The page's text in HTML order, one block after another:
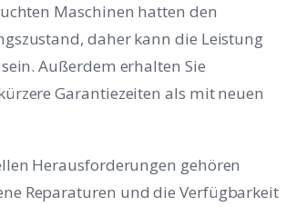
Maschinen hatten den
daher kann die Leistung
Außerdem erhalten Sie
Garantiezeiten als mit neuen
Herausforderungen gehören
Reparaturen und die Verfügbarkeit